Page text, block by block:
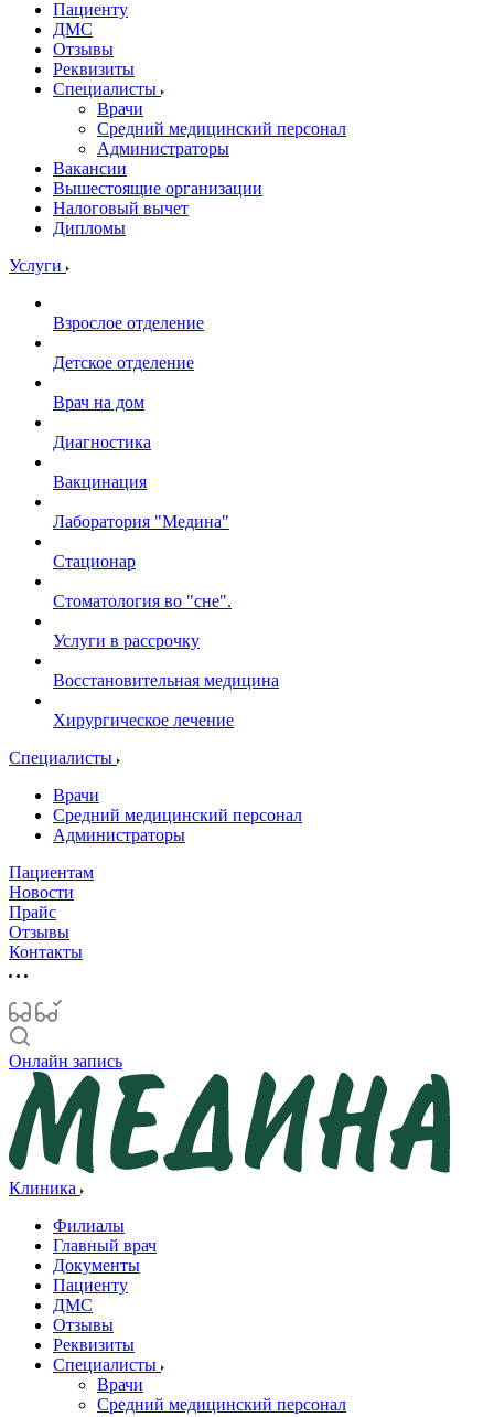
Пациенту
ДМС
Отзывы
Реквизиты
Специалисты
Врачи
Средний медицинский персонал
Администраторы
Вакансии
Вышестоящие организации
Налоговый вычет
Дипломы
Услуги
Взрослое отделение
Детское отделение
Врач на дом
Диагностика
Вакцинация
Лаборатория "Медина"
Стационар
Стоматология во "сне".
Услуги в рассрочку
Восстановительная медицина
Хирургическое лечение
Специалисты
Врачи
Средний медицинский персонал
Администраторы
Пациентам
Новости
Прайс
Отзывы
Контакты
Онлайн запись
Клиника
Филиалы
Главный врач
Документы
Пациенту
ДМС
Отзывы
Реквизиты
Специалисты
Врачи
Средний медицинский персонал